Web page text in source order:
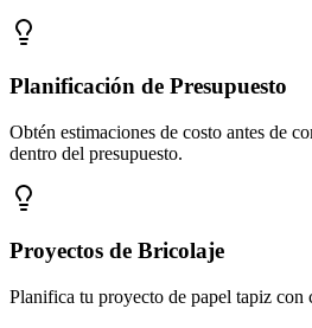
Planificación de Presupuesto
Obtén estimaciones de costo antes de
dentro del presupuesto.
Proyectos de Bricolaje
Planifica tu proyecto de papel tapiz con